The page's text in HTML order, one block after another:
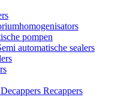
pompen
automatische sealers
Decappers Recappers